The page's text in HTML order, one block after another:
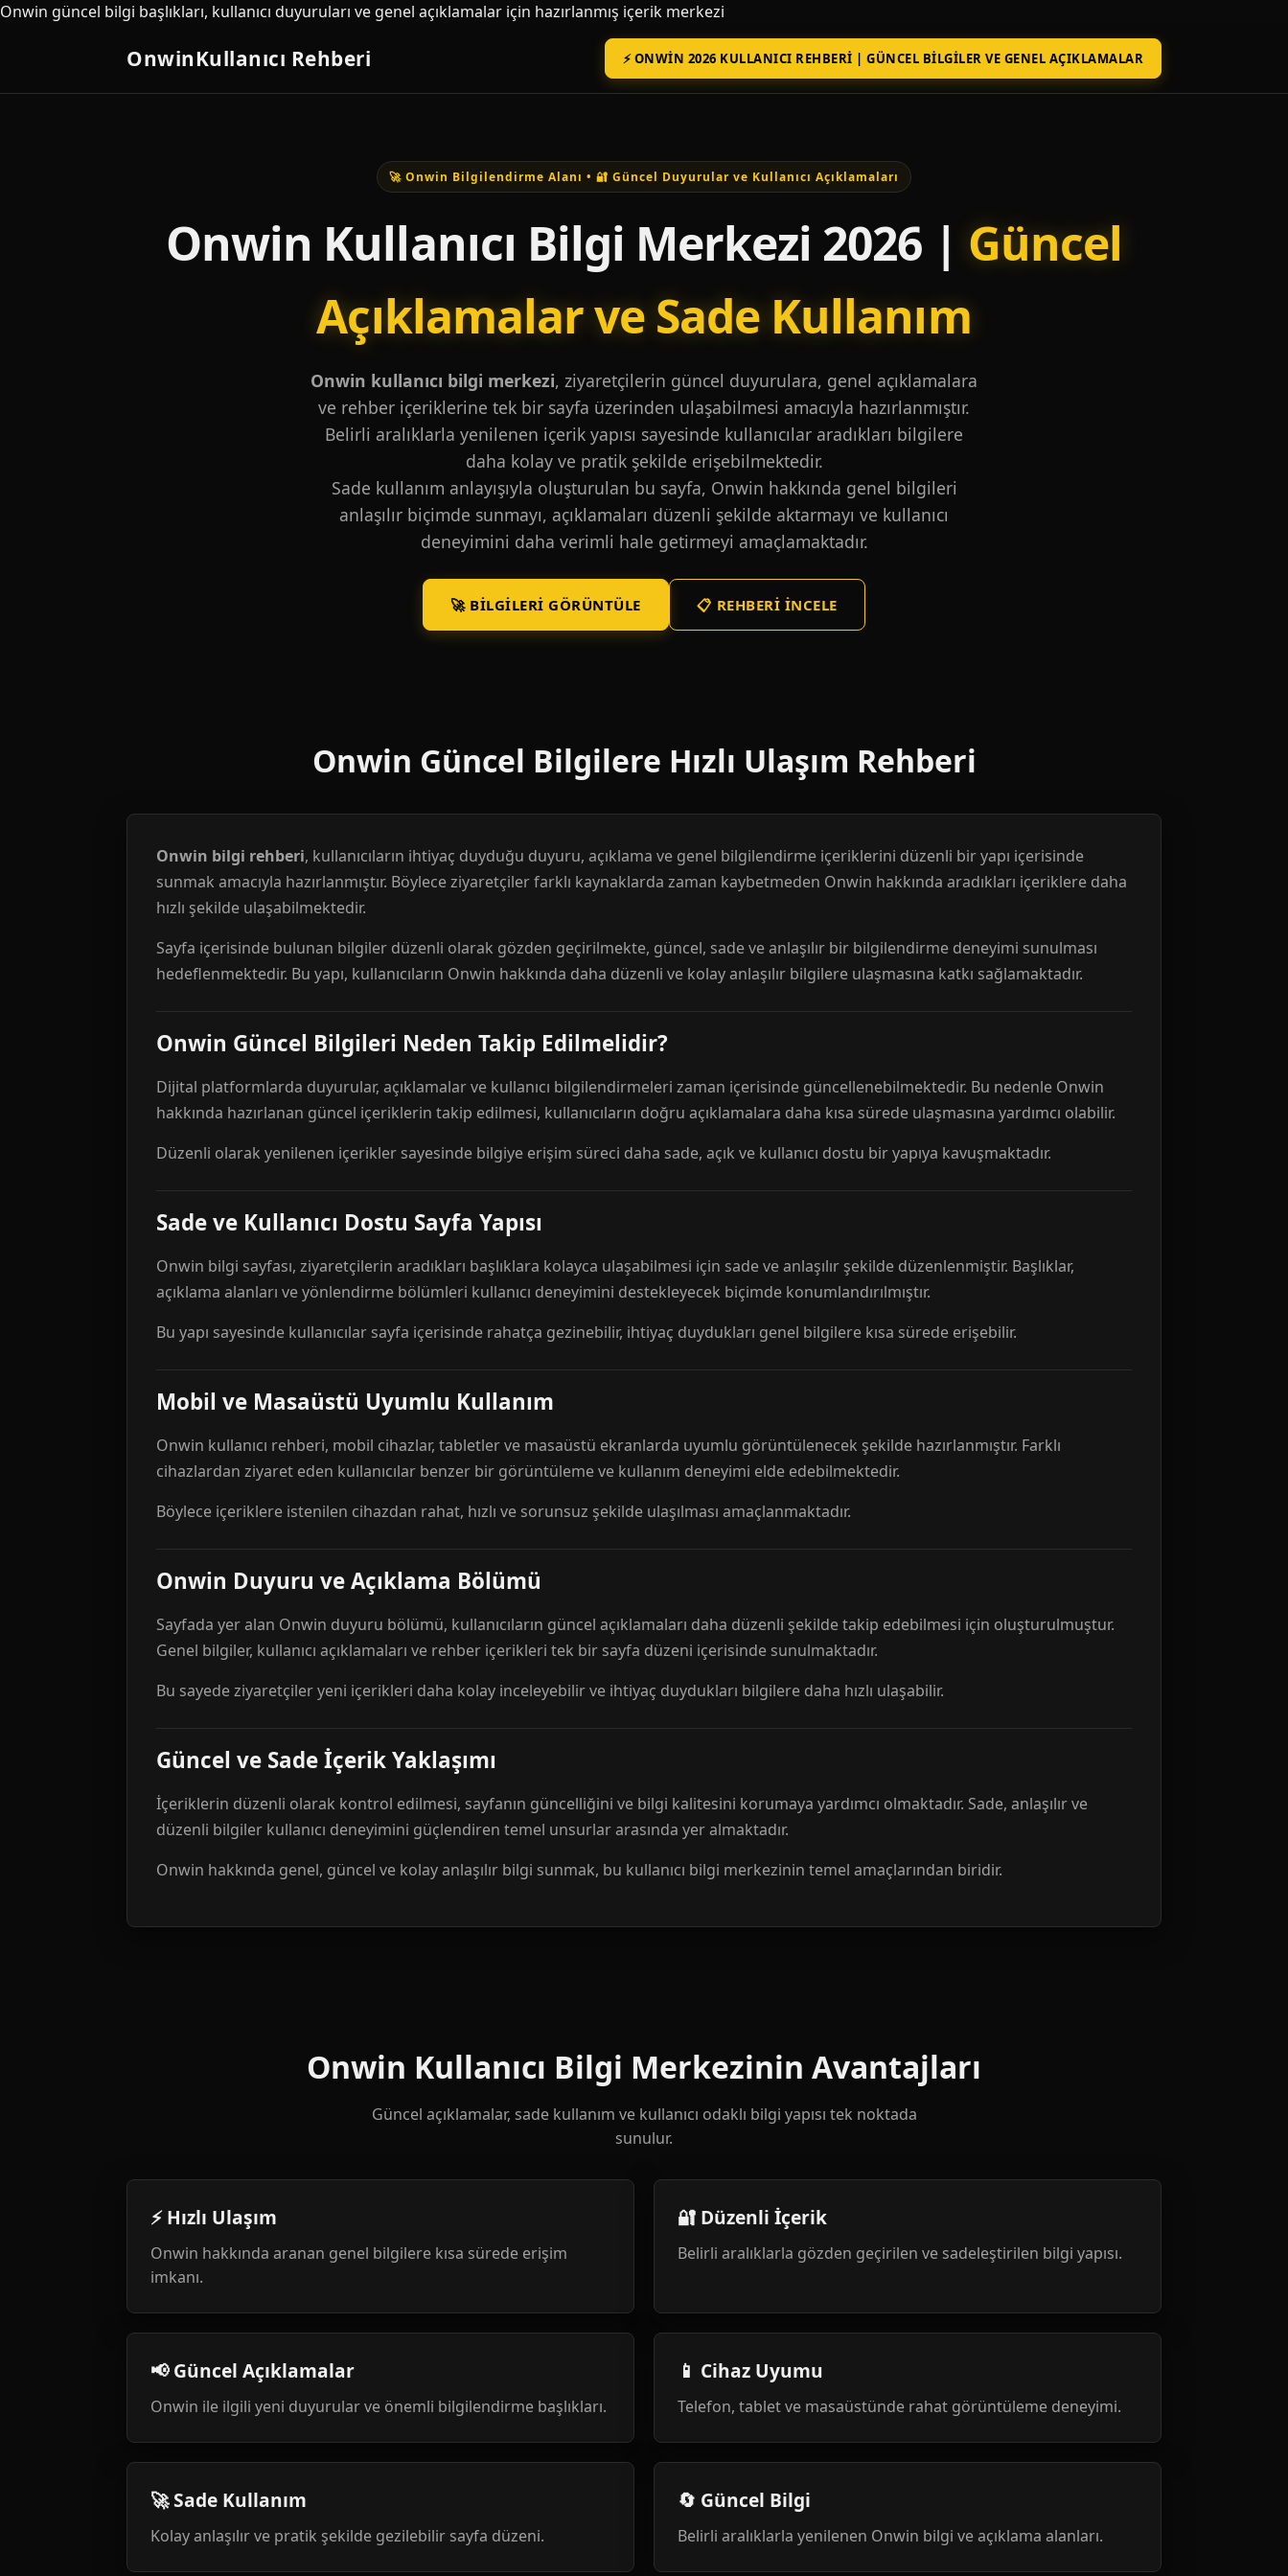
Onwin güncel bilgi başlıkları, kullanıcı duyuruları ve genel açıklamalar için hazırlanmış içerik merkezi
OnwinKullanıcı Rehberi ⚡ ONWIN 2026 KULLANICI REHBERI | GÜNCEL BILGILER VE GENEL AÇIKLAMALAR
🚀 Onwin Bilgilendirme Alanı • 🔐 Güncel Duyurular ve Kullanıcı Açıklamaları
Onwin Kullanıcı Bilgi Merkezi 2026 | Güncel
Açıklamalar ve Sade Kullanım
Onwin kullanıcı bilgi merkezi, ziyaretçilerin güncel duyurulara, genel açıklamalara
ve rehber içeriklerine tek bir sayfa üzerinden ulaşabilmesi amacıyla hazırlanmıştır.
Belirli aralıklarla yenilenen içerik yapısı sayesinde kullanıcılar aradıkları bilgilere
daha kolay ve pratik şekilde erişebilmektedir.
Sade kullanım anlayışıyla oluşturulan bu sayfa, Onwin hakkında genel bilgileri
anlaşılır biçimde sunmayı, açıklamaları düzenli şekilde aktarmayı ve kullanıcı
deneyimini daha verimli hale getirmeyi amaçlamaktadır.
🚀 BILGILERI GÖRÜNTÜLE 📋 REHBERI İNCELE
Onwin Güncel Bilgilere Hızlı Ulaşım Rehberi
Onwin bilgi rehberi, kullanıcıların ihtiyaç duyduğu duyuru, açıklama ve genel bilgilendirme içeriklerini düzenli bir yapı içerisinde
sunmak amacıyla hazırlanmıştır. Böylece ziyaretçiler farklı kaynaklarda zaman kaybetmeden Onwin hakkında aradıkları içeriklere daha
hızlı şekilde ulaşabilmektedir.
Sayfa içerisinde bulunan bilgiler düzenli olarak gözden geçirilmekte, güncel, sade ve anlaşılır bir bilgilendirme deneyimi sunulması
hedeflenmektedir. Bu yapı, kullanıcıların Onwin hakkında daha düzenli ve kolay anlaşılır bilgilere ulaşmasına katkı sağlamaktadır.
Onwin Güncel Bilgileri Neden Takip Edilmelidir?
Dijital platformlarda duyurular, açıklamalar ve kullanıcı bilgilendirmeleri zaman içerisinde güncellenebilmektedir. Bu nedenle Onwin
hakkında hazırlanan güncel içeriklerin takip edilmesi, kullanıcıların doğru açıklamalara daha kısa sürede ulaşmasına yardımcı olabilir.
Düzenli olarak yenilenen içerikler sayesinde bilgiye erişim süreci daha sade, açık ve kullanıcı dostu bir yapıya kavuşmaktadır.
Sade ve Kullanıcı Dostu Sayfa Yapısı
Onwin bilgi sayfası, ziyaretçilerin aradıkları başlıklara kolayca ulaşabilmesi için sade ve anlaşılır şekilde düzenlenmiştir. Başlıklar,
açıklama alanları ve yönlendirme bölümleri kullanıcı deneyimini destekleyecek biçimde konumlandırılmıştır.
Bu yapı sayesinde kullanıcılar sayfa içerisinde rahatça gezinebilir, ihtiyaç duydukları genel bilgilere kısa sürede erişebilir.
Mobil ve Masaüstü Uyumlu Kullanım
Onwin kullanıcı rehberi, mobil cihazlar, tabletler ve masaüstü ekranlarda uyumlu görüntülenecek şekilde hazırlanmıştır. Farklı
cihazlardan ziyaret eden kullanıcılar benzer bir görüntüleme ve kullanım deneyimi elde edebilmektedir.
Böylece içeriklere istenilen cihazdan rahat, hızlı ve sorunsuz şekilde ulaşılması amaçlanmaktadır.
Onwin Duyuru ve Açıklama Bölümü
Sayfada yer alan Onwin duyuru bölümü, kullanıcıların güncel açıklamaları daha düzenli şekilde takip edebilmesi için oluşturulmuştur.
Genel bilgiler, kullanıcı açıklamaları ve rehber içerikleri tek bir sayfa düzeni içerisinde sunulmaktadır.
Bu sayede ziyaretçiler yeni içerikleri daha kolay inceleyebilir ve ihtiyaç duydukları bilgilere daha hızlı ulaşabilir.
Güncel ve Sade İçerik Yaklaşımı
İçeriklerin düzenli olarak kontrol edilmesi, sayfanın güncelliğini ve bilgi kalitesini korumaya yardımcı olmaktadır. Sade, anlaşılır ve
düzenli bilgiler kullanıcı deneyimini güçlendiren temel unsurlar arasında yer almaktadır.
Onwin hakkında genel, güncel ve kolay anlaşılır bilgi sunmak, bu kullanıcı bilgi merkezinin temel amaçlarından biridir.
Onwin Kullanıcı Bilgi Merkezinin Avantajları
Güncel açıklamalar, sade kullanım ve kullanıcı odaklı bilgi yapısı tek noktada
sunulur.
⚡ Hızlı Ulaşım
Onwin hakkında aranan genel bilgilere kısa sürede erişim
imkanı.
🔐 Düzenli İçerik
Belirli aralıklarla gözden geçirilen ve sadeleştirilen bilgi yapısı.
📢 Güncel Açıklamalar
Onwin ile ilgili yeni duyurular ve önemli bilgilendirme başlıkları.
📱 Cihaz Uyumu
Telefon, tablet ve masaüstünde rahat görüntüleme deneyimi.
🚀 Sade Kullanım
Kolay anlaşılır ve pratik şekilde gezilebilir sayfa düzeni.
🔄 Güncel Bilgi
Belirli aralıklarla yenilenen Onwin bilgi ve açıklama alanları.